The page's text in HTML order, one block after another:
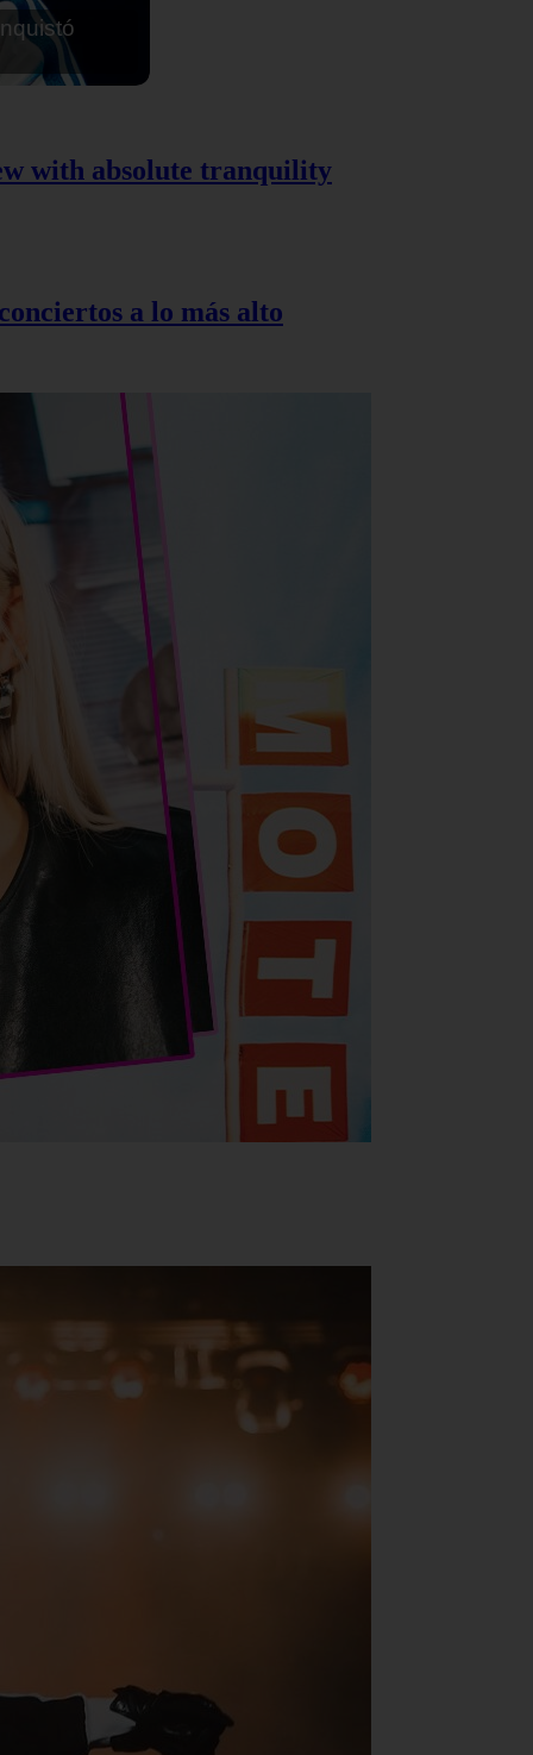
with absolute tranquility
a lo más alto